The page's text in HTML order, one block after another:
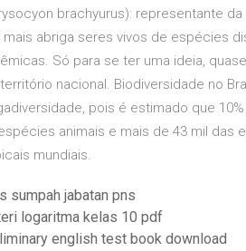
brachyurus): representante
mais abriga seres vivos de espécies
Só para se ter uma ideia,
nacional. Biodiversidade no
pois é estimado que
animais e mais de 43 mil das
mundiais.
sumpah jabatan pns
logaritma kelas 10 pdf
english test book download